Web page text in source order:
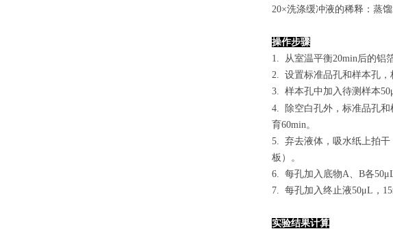
20×洗涤缓冲液的稀释：蒸
操作步骤
1. 从室温平衡20min后的铝
2. 设置标准品孔和样本孔，
3. 样本孔中 加 入待测样本5
4.
除空白孔外，标准品孔
育60min。
5. 弃去液体，吸水纸上拍干
板）。
6. 每孔加入底物A、B各
7. 每孔加入终止液50μL，
实验结果计算